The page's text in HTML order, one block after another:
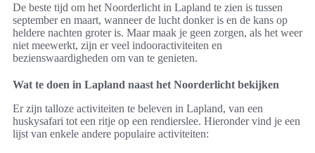
De beste tijd om het Noorderlicht in Lapland te zien is tussen
september en maart, wanneer de lucht donker is en de kans op
heldere nachten groter is. Maar maak je geen zorgen, als het weer
niet meewerkt, zijn er veel indooractiviteiten en
bezienswaardigheden om van te genieten.
Wat te doen in Lapland naast het Noorderlicht bekijken
Er zijn talloze activiteiten te beleven in Lapland, van een
huskysafari tot een ritje op een rendierslee. Hieronder vind je een
lijst van enkele andere populaire activiteiten: